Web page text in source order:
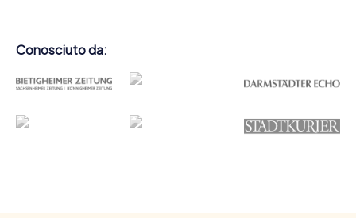
Conosciuto da: